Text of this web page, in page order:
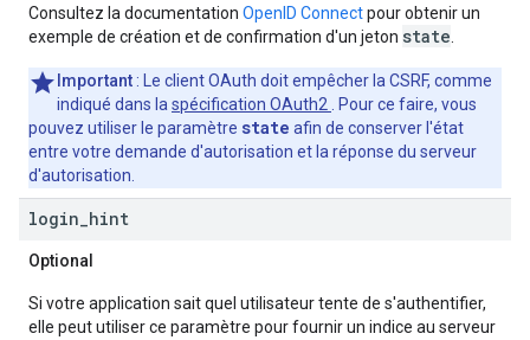
Consultez la documentation OpenID Connectpour obtenir un
exemple de création et de confirmation d'un jeton state
Important : Le client OAuth doit empêcher la CSRF, comme
indiqué dans la spécification OAuth2
. Pour ce faire, vous
pouvez utiliser le paramètre state afin de conserver l'état
entre votre demande d'autorisation et la réponse du serveur
d'autorisation.
login hint
Optional
Si votre application sait quel utilisateur tente de s'authentifier,
elle peut utiliser ce paramètre pour fournir un indice au serveur